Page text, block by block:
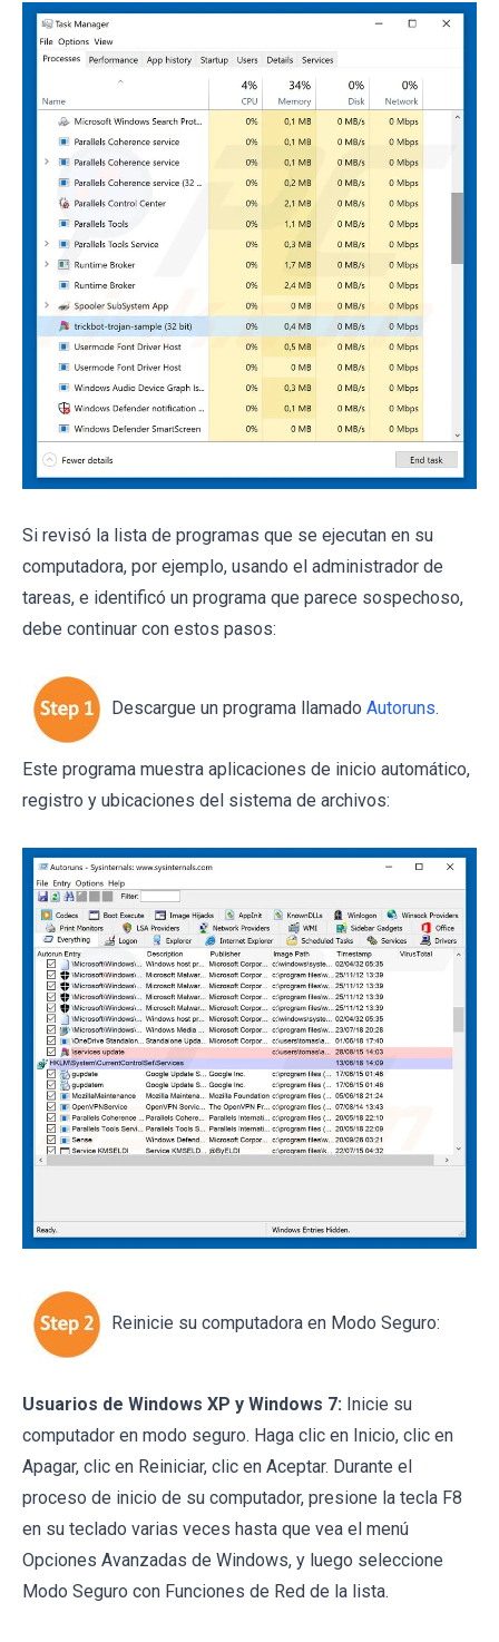
Si revisó la lista de programas que se ejecutan en su
computadora, por ejemplo, usando el administrador de
tareas, e identificó un programa que parece sospechoso,
debe continuar con estos pasos:
Descargue un programa llamado Autoruns.
Este programa muestra aplicaciones de inicio automático,
registro y ubicaciones del sistema de archivos:
Reinicie su computadora en Modo Seguro:
Usuarios de Windows XP y Windows 7: Inicie su
computador en modo seguro. Haga clic en Inicio, clic en
Apagar, clic en Reiniciar, clic en Aceptar. Durante el
proceso de inicio de su computador, presione la tecla F8
en su teclado varias veces hasta que vea el menú
Opciones Avanzadas de Windows, y luego seleccione
Modo Seguro con Funciones de Red de la lista.